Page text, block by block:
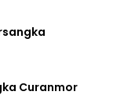
Curanmor